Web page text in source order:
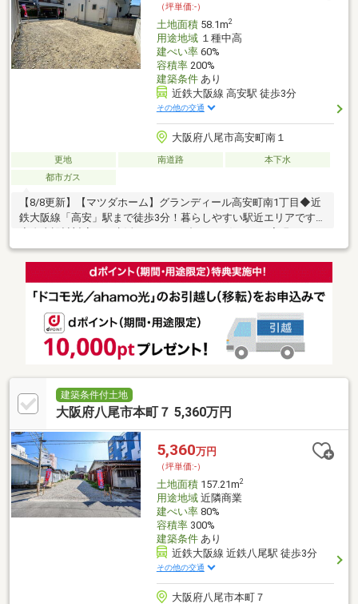
（坪単価:-）
土地面積58.1m2
用途地域１種中高
建ぺい率60%
容積率200%
建築条件あり
近鉄大阪線 高安駅 徒歩3分
その他の交通
大阪府八尾市高安町南１
更地 南道路
本下水
都市ガス
【8/8更新】【マツダホーム】グランディール高安町南1丁目◆近
鉄大阪線「高安」駅まで徒歩3分！暮らしやすい駅近エリアです。
けます。◆設計・間取りの柔軟性が比較的高い、シンプルな区画
形状です。◆耐震等級3、ZEH水準の家づくりが叶います。◆建物
のボリュームなどのイメージが膨らむ、参考プラン例をご用意し
ております。◆周辺環境が充実・サンディ八尾高安店まで徒歩3
ォート高安店まで徒歩3分・八尾平和幼稚園まで徒歩5分・高安西
小学校まで徒歩10分・曙川中学校まで徒歩11分
建築条件付土地
大阪府八尾市本町７ 5,360万円
5,360万円
（坪単価:-）
土地面積157.21m2
用途地域近隣商業
建ぺい率80%
容積率300%
建築条件あり
近鉄大阪線 近鉄八尾駅 徒歩3分
その他の交通
大阪府八尾市本町７